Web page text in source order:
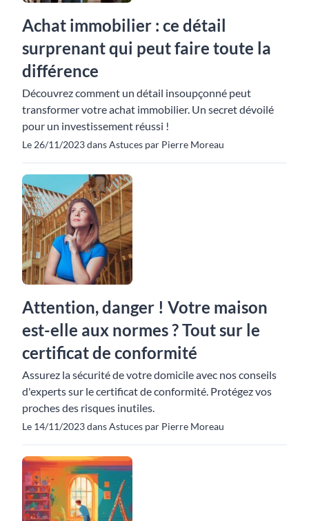
Achat immobilier : ce détail
surprenant qui peut faire toute la
différence
Découvrez comment un détail insoupçonné peut
transformer votre achat immobilier. Un secret dévoilé
pour un investissement réussi !
Le 26/11/2023 dans Astuces par Pierre Moreau
Attention, danger ! Votre maison
est-elle aux normes ? Tout sur le
certificat de conformité
Assurez la sécurité de votre domicile avec nos conseils
d'experts sur le certificat de conformité. Protégez vos
proches des risques inutiles.
Le 14/11/2023 dans Astuces par Pierre Moreau